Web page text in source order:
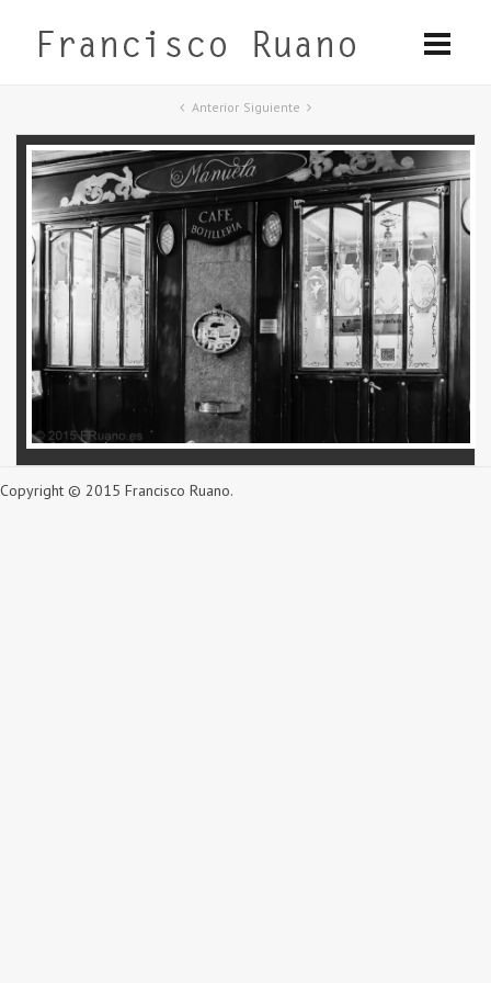
Anterior Siguiente
Copyright © 2015 Francisco Ruano.